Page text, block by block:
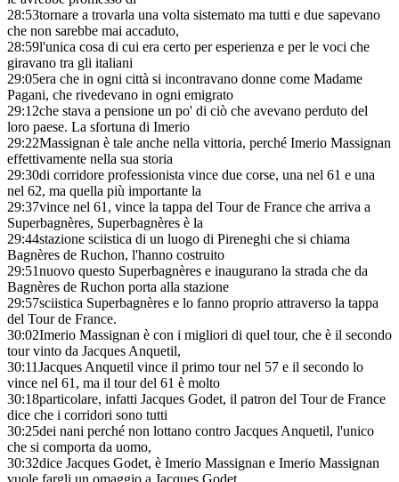
28:53tornare a trovarla una volta sistemato ma tutti e due sapevano
che non sarebbe mai accaduto,
28:59l'unica cosa di cui era certo per esperienza e per le voci che
giravano tra gli italiani
29:05era che in ogni città si incontravano donne come Madame
Pagani, che rivedevano in ogni emigrato
29:12che stava a pensione un po' di ciò che avevano perduto del
loro paese. La sfortuna di Imerio
29:22Massignan è tale anche nella vittoria, perché Imerio Massignan
effettivamente nella sua storia
29:30di corridore professionista vince due corse, una nel 61 e una
nel 62, ma quella più importante la
29:37vince nel 61, vince la tappa del Tour de France che arriva a
Superbagnères, Superbagnères è la
29:44stazione sciistica di un luogo di Pireneghi che si chiama
Bagnères de Ruchon, l'hanno costruito
29:51nuovo questo Superbagnères e inaugurano la strada che da
Bagnères de Ruchon porta alla stazione
29:57sciistica Superbagnères e lo fanno proprio attraverso la tappa
del Tour de France.
30:02Imerio Massignan è con i migliori di quel tour, che è il secondo
tour vinto da Jacques Anquetil,
30:11Jacques Anquetil vince il primo tour nel 57 e il secondo lo
vince nel 61, ma il tour del 61 è molto
30:18particolare, infatti Jacques Godet, il patron del Tour de France
dice che i corridori sono tutti
30:25dei nani perché non lottano contro Jacques Anquetil, l'unico
che si comporta da uomo,
30:32dice Jacques Godet, è Imerio Massignan e Imerio Massignan